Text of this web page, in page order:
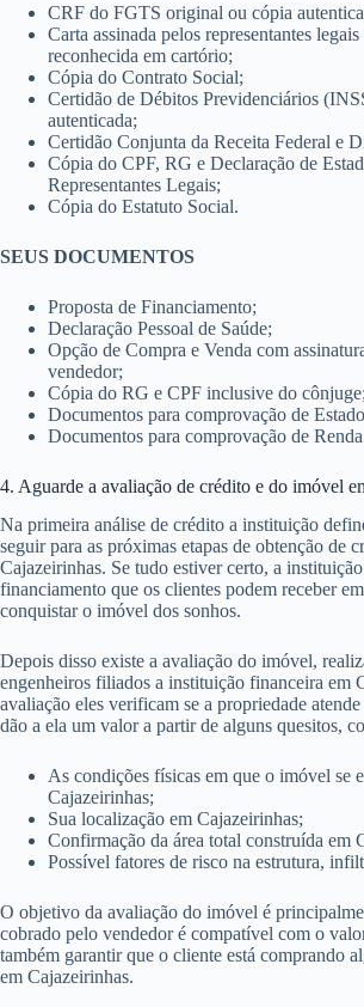
CRF do FGTS original ou cópia
Carta assinada pelos representantes
reconhecida em cartório;
Cópia do Contrato Social;
Certidão de Débitos Previdenciários
autenticada;
Certidão Conjunta da Receita Federal e
Cópia do CPF, RG e Declaração de
Representantes Legais;
Cópia do Estatuto Social.
SEUS DOCUMENTOS
Proposta de Financiamento;
Declaração Pessoal de Saúde;
Opção de Compra e Venda com
vendedor;
Cópia do RG e CPF inclusive do cônjuge;
Documentos para comprovação de
Documentos para comprovação de
4. Aguarde a avaliação de crédito e do imóvel
Na primeira análise de crédito a instituição
seguir para as próximas etapas de obtenção de
Cajazeirinhas. Se tudo estiver certo, a
financiamento que os clientes podem receber
conquistar o imóvel dos sonhos.
Depois disso existe a avaliação do imóvel,
engenheiros filiados a instituição financeira em
avaliação eles verificam se a propriedade
dão a ela um valor a partir de alguns quesitos,
As condições físicas em que o imóvel se
Cajazeirinhas;
Sua localização em Cajazeirinhas;
Confirmação da área total construída em
Possível fatores de risco na estrutura,
O objetivo da avaliação do imóvel é
cobrado pelo vendedor é compatível com o
também garantir que o cliente está comprando
em Cajazeirinhas.